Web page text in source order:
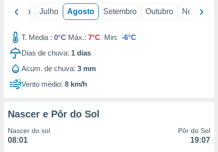
1199
Junho Julho Agosto Setembro Outubro Novembro
T. Média : 0°C Máx.: 7°C Min: -6°C
Dias de chuva: 1 dias
Acum. de chuva: 3 mm
Vento médio: 8 km/h
Nascer e Pôr do Sol
Nascer do sol
08:01
Pôr do Sol
19:07